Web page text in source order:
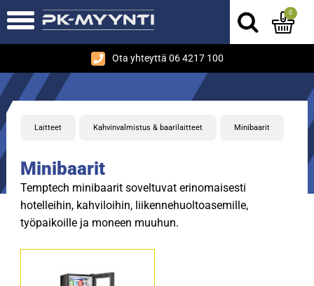
Ota yhteyttä 06 4217 100
0
Laitteet Kahvinvalmistus & baarilaitteet Minibaarit
Minibaarit
Temptech minibaarit soveltuvat erinomaisesti
hotelleihin, kahviloihin, liikennehuoltoasemille,
työpaikoille ja moneen muuhun.